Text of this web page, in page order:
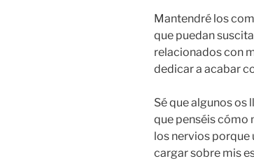
Mantendré los
que puedan
relacionados con
dedicar a acabar
Sé que algunos os
que penséis cómo
los nervios porque
cargar sobre mis